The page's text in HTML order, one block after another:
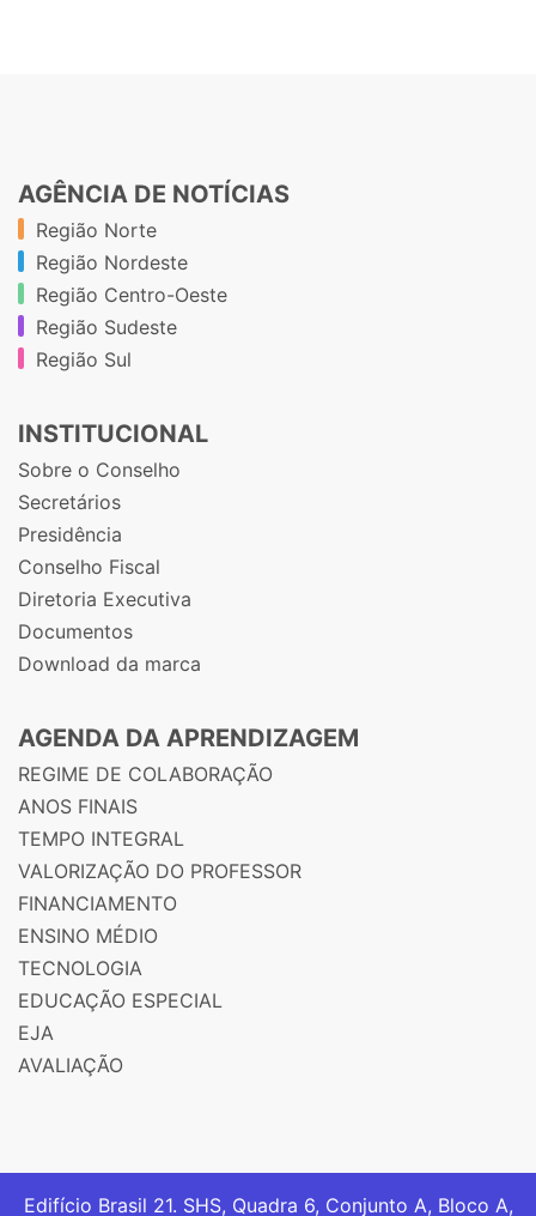
AGÊNCIA DE NOTÍCIAS
Região Norte
Região Nordeste
Região Centro-Oeste
Região Sudeste
Região Sul
INSTITUCIONAL
Sobre o Conselho
Secretários
Presidência
Conselho Fiscal
Diretoria Executiva
Documentos
Download da marca
AGENDA DA APRENDIZAGEM
REGIME DE COLABORAÇÃO
ANOS FINAIS
TEMPO INTEGRAL
VALORIZAÇÃO DO PROFESSOR
FINANCIAMENTO
ENSINO MÉDIO
TECNOLOGIA
EDUCAÇÃO ESPECIAL
EJA
AVALIAÇÃO
Edifício Brasil 21. SHS, Quadra 6, Conjunto A, Bloco A,